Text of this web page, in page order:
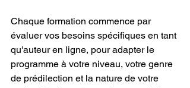
Chaque formation commence par
évaluer vos besoins spécifiques en tant
qu'auteur en ligne, pour adapter le
programme à votre niveau, votre genre
de prédilection et la nature de votre